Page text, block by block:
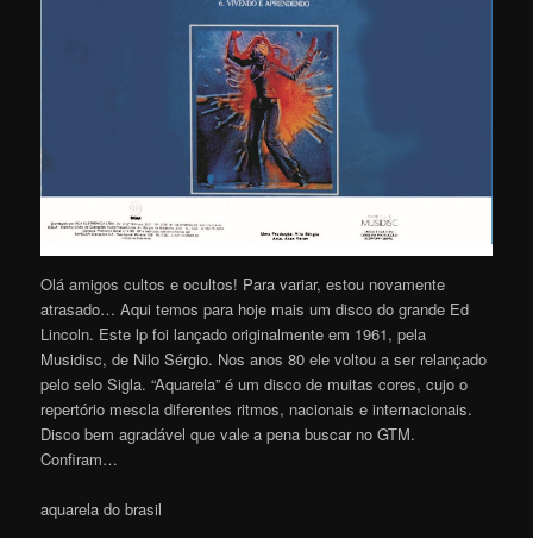
Olá amigos cultos e ocultos! Para variar, estou novamente
atrasado… Aqui temos para hoje mais um disco do grande Ed
Lincoln. Este lp foi lançado originalmente em 1961, pela
Musidisc, de Nilo Sérgio. Nos anos 80 ele voltou a ser relançado
pelo selo Sigla. “Aquarela” é um disco de muitas cores, cujo o
repertório mescla diferentes ritmos, nacionais e internacionais.
Disco bem agradável que vale a pena buscar no GTM.
Confiram…
aquarela do brasil